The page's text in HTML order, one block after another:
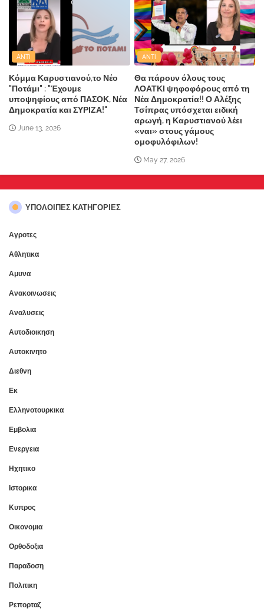
ANTI
Κόμμα Καρυστιανού,το Νέο
"Ποτάμι" : "Έχουμε
υποψηφίους από ΠΑΣΟΚ, Νέα
Δημοκρατία και ΣΥΡΙΖΑ!"
June 13, 2026
ANTI
Θα πάρουν όλους τους
ΛΟΑΤΚΙ ψηφοφόρους από τη
Νέα Δημοκρατία!! Ο Αλέξης
Τσίπρας υπόσχεται ειδική
αρωγή, η Καρυστιανού λέει
«ναι» στους γάμους
ομοφυλόφιλων!
May 27, 2026
ΥΠΌΛΟΙΠΕΣ ΚΑΤΗΓΟΡΊΕΣ
Αγροτες
Αθλητικα
Αμυνα
Ανακοινωσεις
Αναλυσεις
Αυτοδιοικηση
Αυτοκινητο
Διεθνη
Εκ
Ελληνοτουρκικα
Εμβολια
Ενεργεια
Ηχητικο
Ιστορικα
Κυπρος
Οικονομια
Ορθοδοξια
Παραδοση
Πολιτικη
Ρεπορταζ